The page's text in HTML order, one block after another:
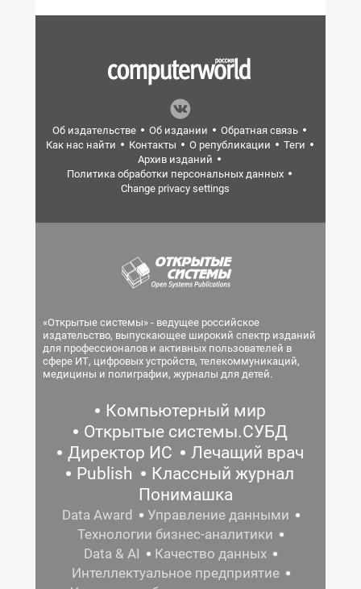
Об издательстве Об издании
Обратная связь
Как нас найти
Контакты О републикации
Теги
Архив изданий
Политика обработки персональных данных
Change privacy settings
«Открытые системы» - ведущее российское
издательство, выпускающее широкий спектр изданий
для профессионалов и активных пользователей в
сфере ИТ, цифровых устройств, телекоммуникаций,
медицины и полиграфии, журналы для детей.
Компьютерный мир
Открытые системы.СУБД
Директор ИС
Лечащий врач
Publish
Классный журнал
Понимашка
Data Award
Управление данными
Технологии бизнес-аналитики
Data & AI
Качество данных
Интеллектуальное предприятие